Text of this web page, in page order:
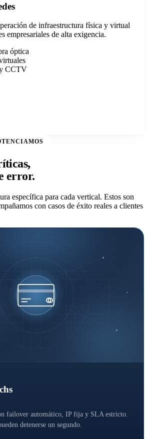
de infraestructura física y virtual
empresariales de alta exigencia.
óptica
CCTV
error.
específica para cada vertical. Estos son
con casos de éxito reales a clientes
failover automático, IP fija y SLA estricto.
detenerse un segundo.